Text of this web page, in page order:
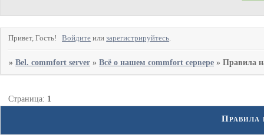
Привет, Гость! Войдите илизарегистрируйтесь.
»Bel. commfort server »Всё о нашем commfort сервере »Правила
Правила
Страница: 1